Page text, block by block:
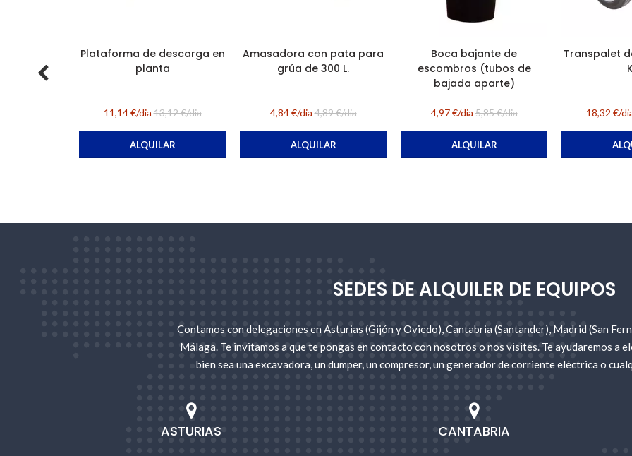
Plataforma de descarga en
planta
11,14 €/dia13,12 €/dia
ALQUILAR
Amasadora con pata para
grúa de 300 L.
4,84 €/dia4,89 €/dia
ALQUILAR
Boca bajante de
escombros (tubos de
bajada aparte)
4,97 €/dia5,85 €/dia
ALQUILAR
Transpalet
18,32 €/
SEDES DE ALQUILER DE EQUIPOS
Contamos con delegaciones en Asturias (Gijón y Oviedo), Cantabria (Santander), Madrid (San
Málaga. Te invitamos a que te pongas en contacto con nosotros o nos visites. Te ayudaremos a
bien sea una excavadora, un dumper, un compresor, un generador de corriente eléctrica o
ASTURIAS CANTABRIA